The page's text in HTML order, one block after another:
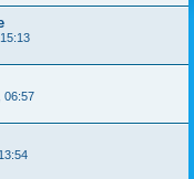
06:57